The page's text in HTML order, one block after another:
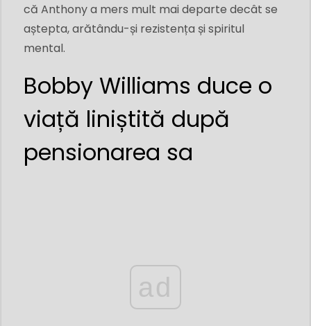
că Anthony a mers mult mai departe decât se
aștepta, arătându-și rezistența și spiritul
mental.
Bobby Williams duce o
viață liniștită după
pensionarea sa
ad